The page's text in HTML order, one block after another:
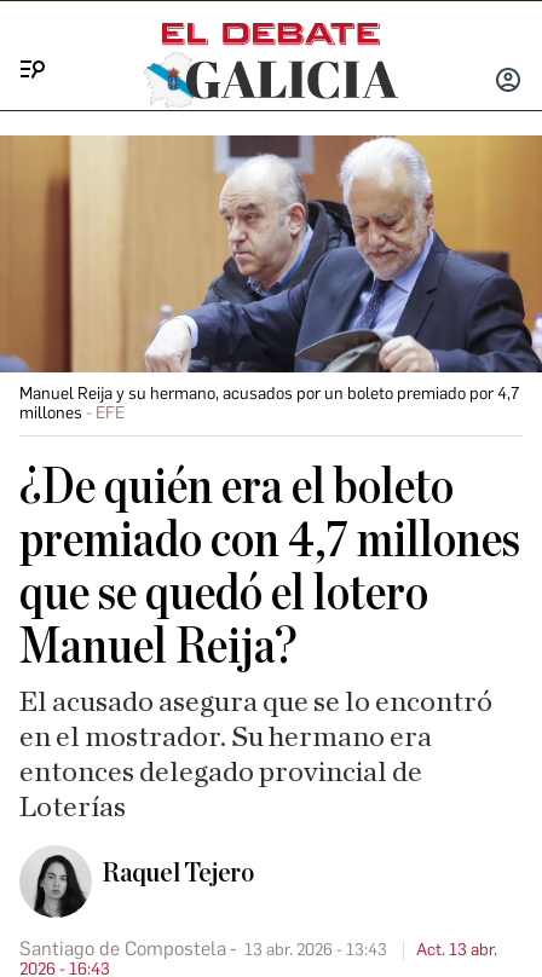
INICIAR
Manuel Reija y su hermano, acusados por un boleto premiado por 4,7
millones
EFE
¿De quién era el boleto
premiado con 4,7 millones
que se quedó el lotero
Manuel Reija?
El acusado asegura que se lo encontró
en el mostrador. Su hermano era
entonces delegado provincial de
Loterías
Raquel Tejero
Santiago de Compostela 13 abr. 2026 - 13:43
Act. 13 abr.
2026 - 16:43